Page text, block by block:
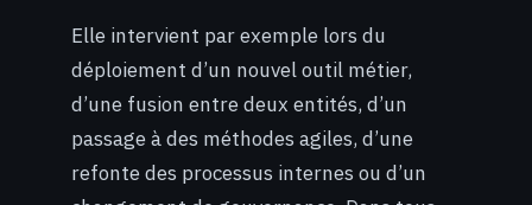
Elle intervient par exemple lors du
déploiement d’un nouvel outil métier,
d’une fusion entre deux entités, d’un
passage à des méthodes agiles, d’une
refonte des processus internes ou d’un